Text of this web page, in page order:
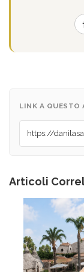
LINK A QUESTO
Articoli